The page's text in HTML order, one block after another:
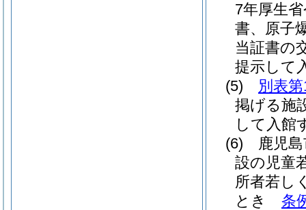
7年厚生
書、原子
当証書の
提示し
(5)
別表
掲げる施
して入
(6)
鹿児
設の児童
所者若し
とき 条